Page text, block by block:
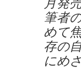
筆者
めて
存の
にめ